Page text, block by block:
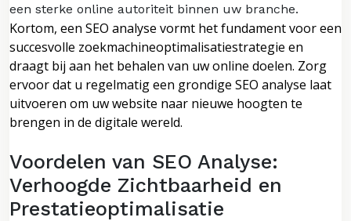
een sterke online autoriteit binnen uw branche.
Kortom, een SEO analyse vormt het fundament voor een
succesvolle zoekmachineoptimalisatiestrategie en
draagt bij aan het behalen van uw online doelen. Zorg
ervoor dat u regelmatig een grondige SEO analyse laat
uitvoeren om uw website naar nieuwe hoogten te
brengen in de digitale wereld.
Voordelen van SEO Analyse:
Verhoogde Zichtbaarheid en
Prestatieoptimalisatie